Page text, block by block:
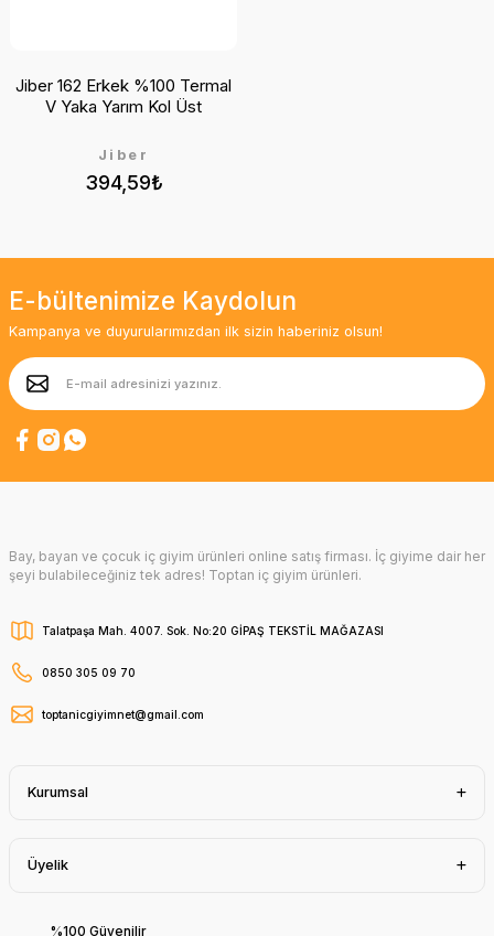
394,59₺
Jiber
Jiber 162 Erkek %100 Termal
V Yaka Yarım Kol Üst
E-bültenimize Kaydolun
Kampanya ve duyurularımızdan ilk sizin haberiniz olsun!
Bay, bayan ve çocuk iç giyim ürünleri online satış firması. İç giyime dair her
şeyi bulabileceğiniz tek adres! Toptan iç giyim ürünleri.
Talatpaşa Mah. 4007. Sok. No:20 GİPAŞ TEKSTİL MAĞAZASI
0850 305 09 70
toptanicgiyimnet@gmail.com
Kurumsal
Üyelik
%100 Güvenilir